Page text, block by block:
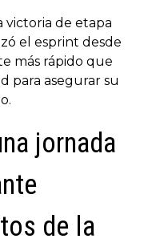
victoria de etapa
el esprint desde
más rápido que
para asegurar su
jornada
de la